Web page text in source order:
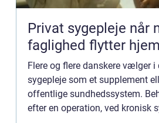
Privat sygepleje når nærvær og
faglighed flytter
Flere og flere danskere vælger i
sygepleje som et supplement
offentlige sundhedssystem.
efter en operation, ved kronisk